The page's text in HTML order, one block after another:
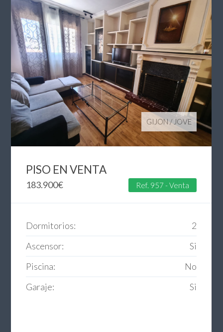
GIJON/ JOVE
PISO EN VENTA
183.900€ Ref. 957 - Venta
Dormitorios:
2
Ascensor:
Si
Piscina:
No
Garaje:
Si